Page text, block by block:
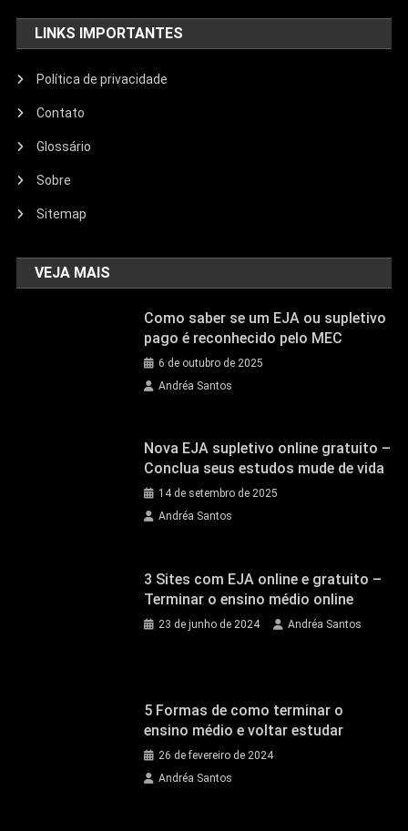
LINKS IMPORTANTES
Política de privacidade
Contato
Glossário
Sobre
Sitemap
VEJA MAIS
Como saber se um EJA ou supletivo
pago é reconhecido pelo MEC
6 de outubro de 2025
Andréa Santos
Nova EJA supletivo online gratuito –
Conclua seus estudos mude de vida
14 de setembro de 2025
Andréa Santos
3 Sites com EJA online e gratuito –
Terminar o ensino médio online
23 de junho de 2024 Andréa Santos
5 Formas de como terminar o
ensino médio e voltar estudar
26 de fevereiro de 2024
Andréa Santos